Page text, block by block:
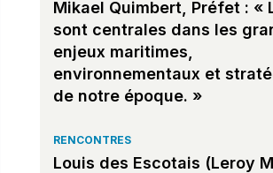
Mikael Quimbert, Préfet : «
sont centrales dans les
enjeux maritimes,
environnementaux et
de notre époque. »
RENCONTRES
Louis des Escotais (Leroy